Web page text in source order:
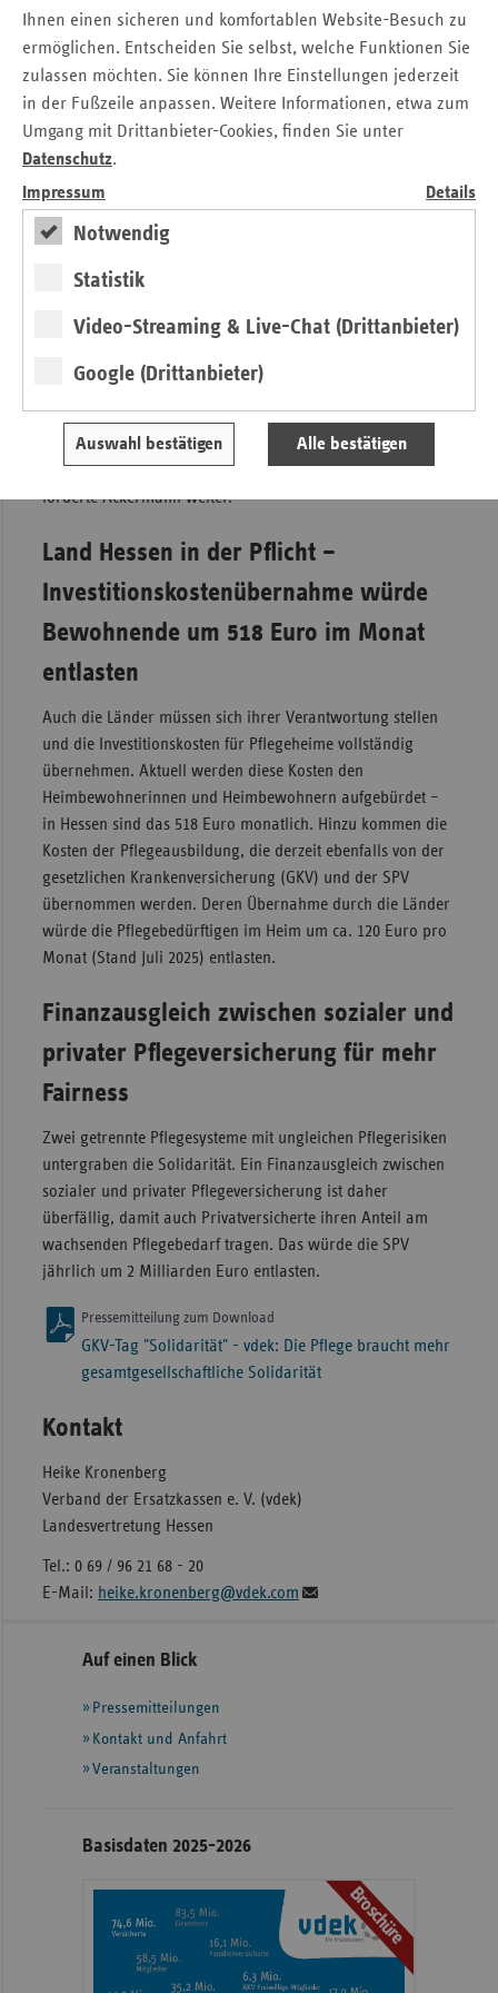
Ihnen einen sicheren und komfortablen Website-Besuch zu
ermöglichen. Entscheiden Sie selbst, welche Funktionen Sie
zulassen möchten. Sie können Ihre Einstellungen jederzeit
in der Fußzeile anpassen. Weitere Informationen, etwa zum
Umgang mit Drittanbieter-Cookies, finden Sie unter
Datenschutz.
Impressum
Details
Notwendig
Statistik
Video-Streaming & Live-Chat (Drittanbieter)
Google (Drittanbieter)
Auswahl bestätigen Alle bestätigen
und Länder müssen ihre finanzielle
Verantwortung übernehmen
„Der Staat hat sich in den letzten Jahren immer mehr
seiner finanziellen Verantwortung für die Pflege entzogen.
der Coronapandemie (5,5 Milliarden Euro) von der SPV
übernommen. Außerdem wurde der jährliche
erst 2022 eingeführt wurde, bereits für die Jahre 2024 bis
müssen der SPV zurückgezahlt werden, außerdem muss
der Bundeszuschuss wieder aufgenommen und zugleich
dynamisiert werden. Zudem sollte anstelle der
Beitragszahlenden zukünftig der Staat die Kosten für die
Renten- und Arbeitslosenversicherungsbeiträge pflegender
Angehöriger (4,5 Milliarden Euro jährlich) übernehmen“,
forderte Ackermann weiter.
Land Hessen in der Pflicht –
Investitionskostenübernahme würde
Bewohnende um 518 Euro im Monat
entlasten
Auch die Länder müssen sich ihrer Verantwortung stellen
und die Investitionskosten für Pflegeheime vollständig
übernehmen. Aktuell werden diese Kosten den
Heimbewohnerinnen und Heimbewohnern aufgebürdet –
in Hessen sind das 518 Euro monatlich. Hinzu kommen die
Kosten der Pflegeausbildung, die derzeit ebenfalls von der
gesetzlichen Krankenversicherung (GKV) und der SPV
übernommen werden. Deren Übernahme durch die Länder
würde die Pflegebedürftigen im Heim um ca. 120 Euro pro
Monat (Stand Juli 2025) entlasten.
Finanzausgleich zwischen sozialer und
privater Pflegeversicherung für mehr
Fairness
Zwei getrennte Pflegesysteme mit ungleichen Pflegerisiken
untergraben die Solidarität. Ein Finanzausgleich zwischen
sozialer und privater Pflegeversicherung ist daher
überfällig, damit auch Privatversicherte ihren Anteil am
wachsenden Pflegebedarf tragen. Das würde die SPV
jährlich um 2 Milliarden Euro entlasten.
Pressemitteilung zum Download
GKV-Tag "Solidarität" - vdek: Die Pflege braucht mehr
gesamtgesellschaftliche Solidarität
Kontakt
Heike Kronenberg
Verband der Ersatzkassen e. V. (vdek)
Landesvertretung Hessen
Tel.: 0 69 / 96 21 68 - 20
E-Mail: heike.kronenberg@vdek.com
Seitennavigation
Seitenleiste
weiteren
Informationen
Auf einen Blick
Pressemitteilungen
Kontakt und Anfahrt
Veranstaltungen
Basisdaten 2025-2026
Broschüre